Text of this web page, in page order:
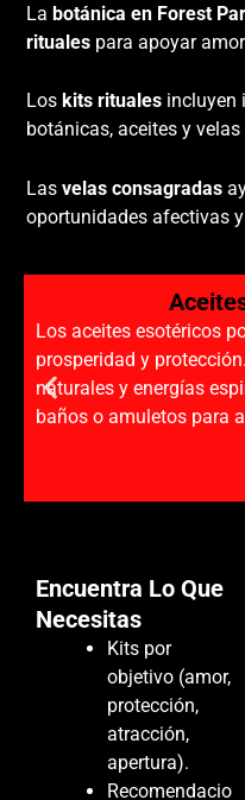
La botánica en Forest
rituales para apoyar
Los kits rituales incluyen
botánicas, aceites y
Las velas consagradas
oportunidades afectivas
Los aceites esotéricos
prosperidad y
naturales y energías
baños o amuletos para
Encuentra Lo Que
Necesitas
Kits por
objetivo (amor,
protección,
atracción,
apertura).
Recomendacio